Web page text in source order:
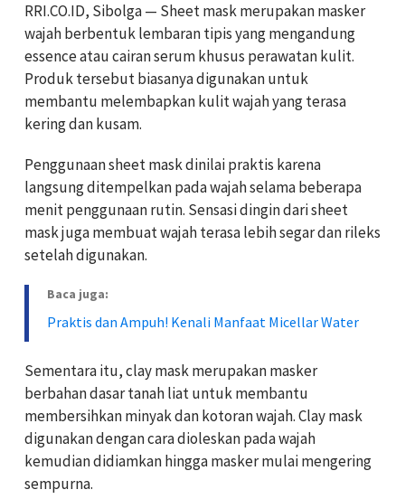
RRI.CO.ID, Sibolga — Sheet mask merupakan masker
wajah berbentuk lembaran tipis yang mengandung
essence atau cairan serum khusus perawatan kulit.
Produk tersebut biasanya digunakan untuk
membantu melembapkan kulit wajah yang terasa
kering dan kusam.
Penggunaan sheet mask dinilai praktis karena
langsung ditempelkan pada wajah selama beberapa
menit penggunaan rutin. Sensasi dingin dari sheet
mask juga membuat wajah terasa lebih segar dan rileks
setelah digunakan.
Baca juga:
Praktis dan Ampuh! Kenali Manfaat Micellar Water
Sementara itu, clay mask merupakan masker
berbahan dasar tanah liat untuk membantu
membersihkan minyak dan kotoran wajah. Clay mask
digunakan dengan cara dioleskan pada wajah
kemudian didiamkan hingga masker mulai mengering
sempurna.